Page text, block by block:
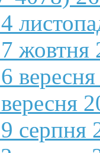
жовтня
серпня